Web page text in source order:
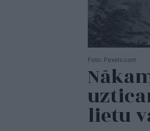
Foto: Pexels.com
lietu